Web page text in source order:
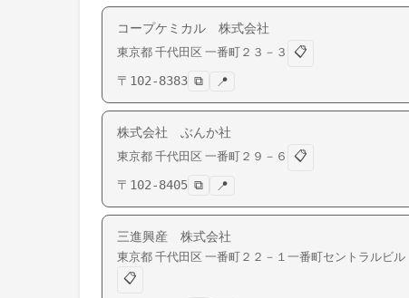
コープケミカル 株式会社
東京都 千代田区 一番町 ２３－３
📋
〒 102-8383 ⧉ 📍
株式会社 ぶんか社
東京都 千代田区 一番町 ２９－６
📋
〒 102-8405 ⧉ 📍
三進興産 株式会社
東京都 千代田区 一番町 ２２－１一番町セントラルビル
📋